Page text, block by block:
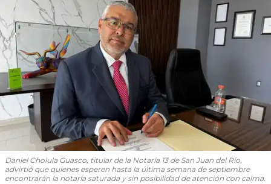
Daniel Cholula Guasco, titular de la Notaría 13 de San Juan del Río,
advirtió que quienes esperen hasta la última semana de septiembre
encontrarán la notaría saturada y sin posibilidad de atención con calma.